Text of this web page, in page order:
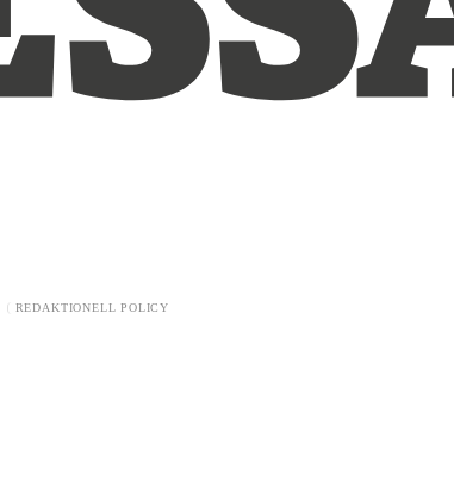
REDAKTIONELL POLICY